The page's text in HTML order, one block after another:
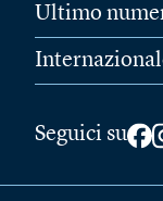
Ultimo
Seguici su